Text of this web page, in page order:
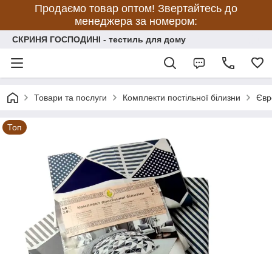
Продаємо товар оптом! Звертайтесь до
менеджера за номером:
СКРИНЯ ГОСПОДИНІ - тестиль для дому
Товари та послуги Комплекти постільної білизни
Топ